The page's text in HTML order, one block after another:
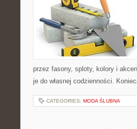
przez fasony, sploty, kolory i
je do własnej codzienności.
CATEGORIES: MODA ŚLUBNA